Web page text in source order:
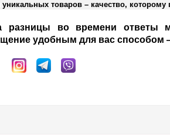
товаров – качество,
разницы во времени ответы
удобным для вас способом